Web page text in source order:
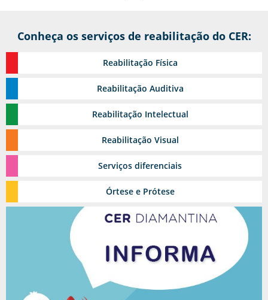
Conheça os serviços de reabilitação do CER:
Reabilitação Física
Estomia
Reabilitação Auditiva
Reabilitação Intelectual
Reabilitação Visual
Serviços diferenciais
Reabilitação Urológica
Ambulatório de feridas
Pediasuit
Odontologia
Órtese e Prótese